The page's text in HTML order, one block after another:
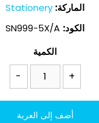
الماركة: Stationery
الكود: SN999-5X/A
الكمية
- +